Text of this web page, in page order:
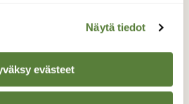
Näytä tiedot
evästeet
LISTAAN